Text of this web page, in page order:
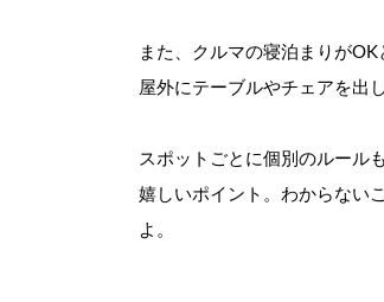
また、クルマの寝泊まりが
屋外にテーブルやチェアを出
スポットごとに個別のルール
嬉しいポイント。わからない
よ。